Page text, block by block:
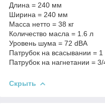
Длина = 240 мм
Ширина = 240 мм
Масса нетто = 38 кг
Количество масла = 1.6 л
Уровень шума = 72 dBA
Патрубок на всасывании =
Патрубок на нагнетании =
Скрыть